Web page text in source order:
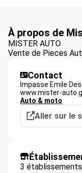
À propos de
MISTER AUTO
Vente de Pieces
Contact
Impasse Emile
www.mister-
Auto & moto
Aller sur le
3